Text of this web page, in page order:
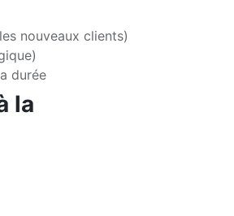
nouveaux clients)
durée
la